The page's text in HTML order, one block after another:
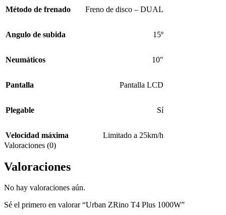
Método de frenado Freno de disco – DUAL
Angulo de subida 15º
Neumáticos 10″
Pantalla Pantalla LCD
Plegable Sí
Velocidad máxima
Limitado a 25km/h
Valoraciones (0)
Valoraciones
No hay valoraciones aún.
Sé el primero en valorar “Urban ZRino T4 Plus 1000W”